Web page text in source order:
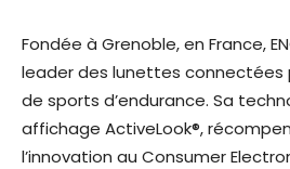
Fondée à Grenoble, en France,
leader des lunettes connectées
de sports d’endurance. Sa
affichage ActiveLook®,
l’innovation au Consumer